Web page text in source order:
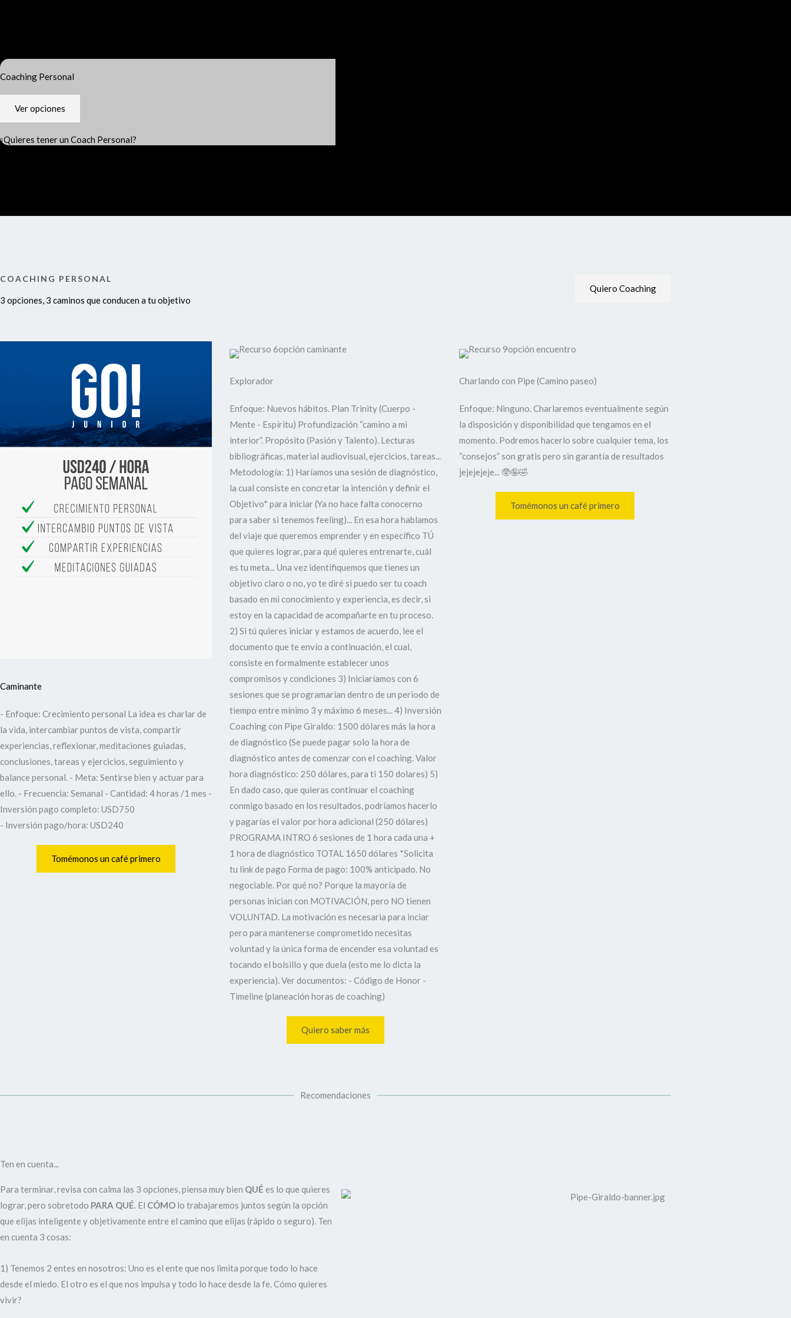
Coaching Personal
Ver opciones
¿Quieres tener un Coach Personal?
COACHING PERSONAL
3 opciones, 3 caminos que conducen a tu objetivo
Quiero Coaching
Caminante
- Enfoque: Crecimiento personal La idea es charlar de
la vida, intercambiar puntos de vista, compartir
experiencias, reflexionar, meditaciones guiadas,
conclusiones, tareas y ejercicios, seguimiento y
balance personal. - Meta: Sentirse bien y actuar para
ello. - Frecuencia: Semanal - Cantidad: 4 horas /1 mes -
Inversión pago completo: USD750
- Inversión pago/hora: USD240
Tomémonos un café primero
Explorador
Enfoque: Nuevos hábitos. Plan Trinity (Cuerpo -
Mente - Espíritu) Profundización “camino a mi
interior”. Propósito (Pasión y Talento). Lecturas
bibliográficas, material audiovisual, ejercicios, tareas...
Metodología: 1) Haríamos una sesión de diagnóstico,
la cual consiste en concretar la intención y definir el
Objetivo* para iniciar (Ya no hace falta conocerno
para saber si tenemos feeling)... En esa hora hablamos
del viaje que queremos emprender y en específico TÚ
que quieres lograr, para qué quieres entrenarte, cuál
es tu meta... Una vez identifiquemos que tienes un
objetivo claro o no, yo te diré si puedo ser tu coach
basado en mi conocimiento y experiencia, es decir, si
estoy en la capacidad de acompañarte en tu proceso.
2) Si tú quieres iniciar y estamos de acuerdo, lee el
documento que te envío a continuación, el cual,
consiste en formalmente establecer unos
compromisos y condiciones 3) Iniciaríamos con 6
sesiones que se programarían dentro de un periodo de
tiempo entre mínimo 3 y máximo 6 meses... 4) Inversión
Coaching con Pipe Giraldo: 1500 dólares más la hora
de diagnóstico (Se puede pagar solo la hora de
diagnóstico antes de comenzar con el coaching. Valor
hora diagnóstico: 250 dólares, para ti 150 dolares) 5)
En dado caso, que quieras continuar el coaching
conmigo basado en los resultados, podríamos hacerlo
y pagarías el valor por hora adicional (250 dólares)
PROGRAMA INTRO 6 sesiones de 1 hora cada una +
1 hora de diagnóstico TOTAL 1650 dólares *Solicita
tu link de pago Forma de pago: 100% anticipado. No
negociable. Por qué no? Porque la mayoría de
personas inician con MOTIVACIÓN, pero NO tienen
VOLUNTAD. La motivación es necesaria para inciar
pero para mantenerse comprometido necesitas
voluntad y la única forma de encender esa voluntad es
tocando el bolsillo y que duela (esto me lo dicta la
experiencia). Ver documentos: - Código de Honor -
Timeline (planeación horas de coaching)
Quiero saber más
Charlando con Pipe (Camino paseo)
Enfoque: Ninguno. Charlaremos eventualmente según
la disposición y disponibilidad que tengamos en el
momento. Podremos hacerlo sobre cualquier tema, los
“consejos” son gratis pero sin garantía de resultados
jejejejeje... 🥸🤪🤣
Tomémonos un café primero
Recomendaciones
Ten en cuenta...
Para terminar, revisa con calma las 3 opciones, piensa muy bien QUÉ es lo que quieres
lograr, pero sobretodo PARA QUÉ. El CÓMO lo trabajaremos juntos según la opción
que elijas inteligente y objetivamente entre el camino que elijas (rápido o seguro). Ten
en cuenta 3 cosas:
1) Tenemos 2 entes en nosotros: Uno es el ente que nos limita porque todo lo hace
desde el miedo. El otro es el que nos impulsa y todo lo hace desde la fe. Cómo quieres
vivir?